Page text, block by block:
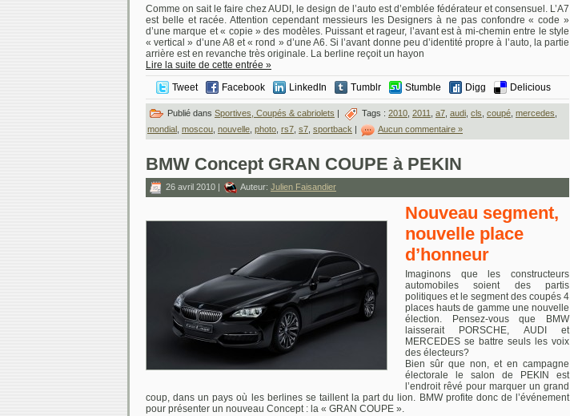
Comme on sait le faire chez AUDI, le design de l’auto est d’emblée fédérateur et consensuel. L’A7
est belle et racée. Attention cependant messieurs les Designers à ne pas confondre « code »
d’une marque et « copie » des modèles. Puissant et rageur, l’avant est à mi-chemin entre le style
« vertical » d’une A8 et « rond » d’une A6. Si l’avant donne peu d’identité propre à l’auto, la partie
arrière est en revanche très originale. La berline reçoit un hayon
Lire la suite de cette entrée »
Tweet
Facebook LinkedIn Tumblr Stumble Digg Delicious
Publié dans Sportives, Coupés & cabriolets Tags : 2010 2011 a7 audi cls coupé mercedes
mondial , moscou, nouvelle, photo, rs7, s7, sportback Aucun commentaire »
BMW Concept GRAN COUPE à PEKIN
26 avril 2010 | Auteur: Julien Faisandier
Nouveau segment,
nouvelle place
d’honneur
Imaginons que les constructeurs
automobiles soient des partis
politiques et le segment des coupés 4
places hauts de gamme une nouvelle
élection. Pensez-vous que BMW
laisserait PORSCHE, AUDI et
MERCEDES se battre seuls les voix
des électeurs?
Bien sûr que non, et en campagne
électorale le salon de PEKIN est
l’endroit rêvé pour marquer un grand
coup, dans un pays où les berlines se taillent la part du lion. BMW profite donc de l’événement
pour présenter un nouveau Concept : la « GRAN COUPE ».